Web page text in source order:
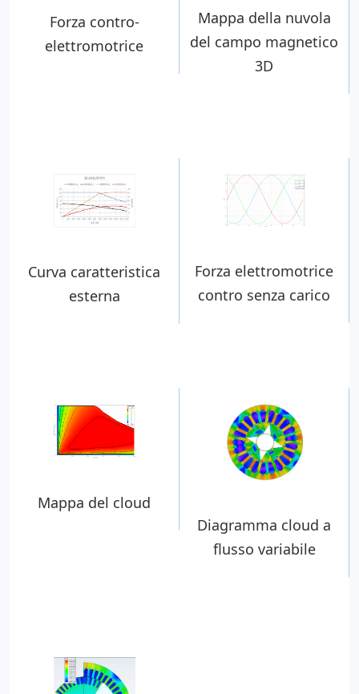
Forza contro-
elettromotrice
Mappa della nuvola
del campo magnetico
3D
Curva caratteristica
esterna
Forza elettromotrice
contro senza carico
Mappa del cloud
Diagramma cloud a
flusso variabile